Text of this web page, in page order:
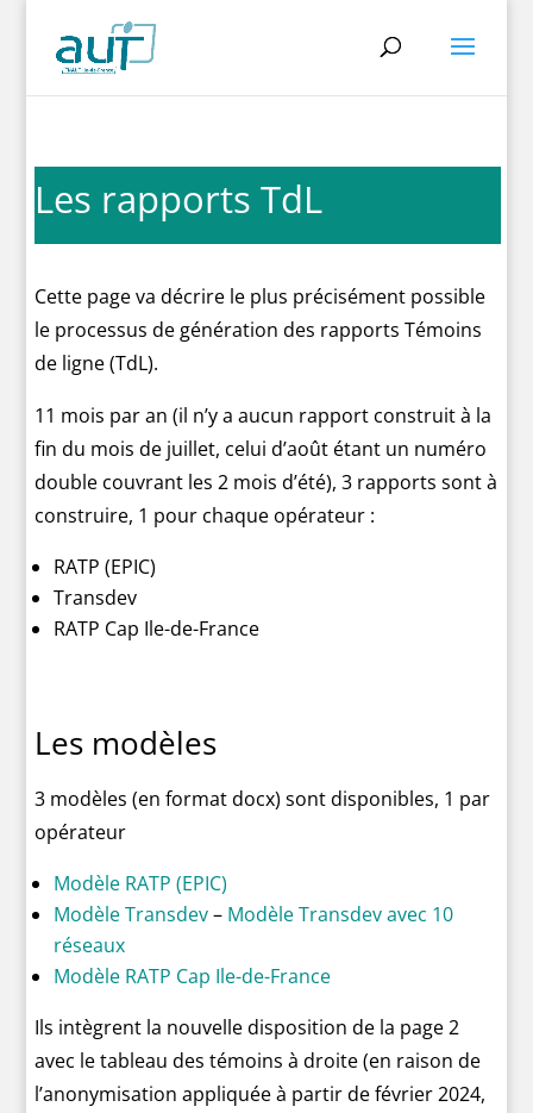
Les rapports TdL
Cette page va décrire le plus précisément possible
le processus de génération des rapports Témoins
de ligne (TdL).
11 mois par an (il n’y a aucun rapport construit à la
fin du mois de juillet, celui d’août étant un numéro
double couvrant les 2 mois d’été), 3 rapports sont à
construire, 1 pour chaque opérateur :
RATP (EPIC)
Transdev
RATP Cap Ile-de-France
Les modèles
3 modèles (en format docx) sont disponibles, 1 par
opérateur
Modèle RATP (EPIC)
Modèle Transdev– Modèle Transdev avec 10
réseaux
Modèle RATP Cap Ile-de-France
Ils intègrent la nouvelle disposition de la page 2
avec le tableau des témoins à droite (en raison de
l’anonymisation appliquée à partir de février 2024,